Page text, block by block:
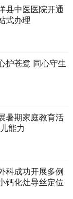
县中医医院开通
式办理
护苍鹭 同心守生
暑期家庭教育活
能力
科成功开展多例
钙化灶导丝定位